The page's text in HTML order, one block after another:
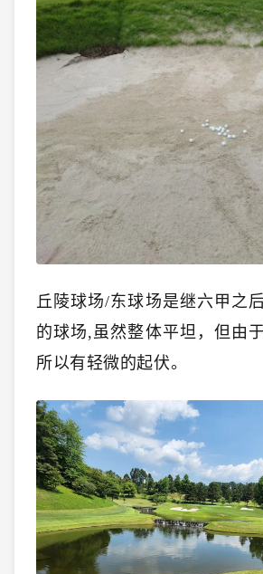
丘陵球场/东球场是继六甲之
的球场,虽然整体平坦，但由
所以有轻微的起伏。